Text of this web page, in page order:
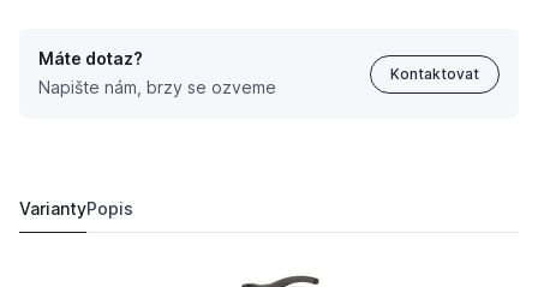
Máte dotaz?
Napište nám, brzy se ozveme
Kontaktovat
VariantyPopis